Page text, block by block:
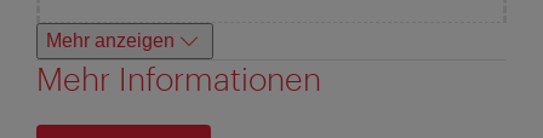
Mehr anzeigen
Mehr Informationen